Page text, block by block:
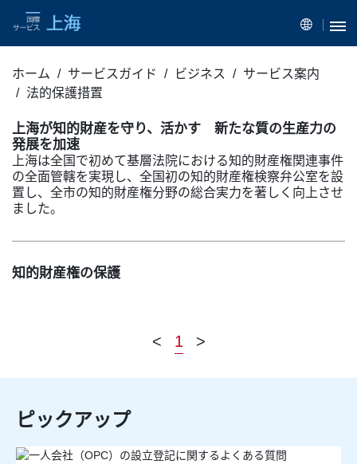
ホーム サービスガイド ビジネス
サービス案内
法的保護措置
上海が知的財産を守り、活かす 新たな質の生産力の
発展を加速
上海は全国で初めて基層法院における知的財産権関連事件
の全面管轄を実現し、全国初の知的財産権検察弁公室を設
置し、全市の知的財産権分野の総合実力を著しく向上させ
ました。
知的財産権の保護
< 1 >
ピックアップ